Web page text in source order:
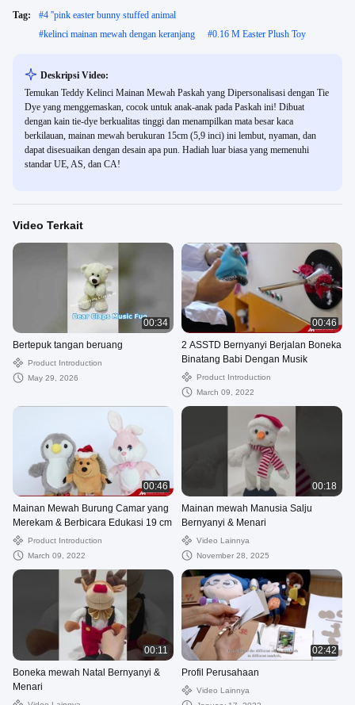
Tag: #4 ''pink easter bunny stuffed animal
#kelinci mainan mewah dengan keranjang #0.16 M Easter Plush Toy
Deskripsi Video:
Temukan Teddy Kelinci Mainan Mewah Paskah yang Dipersonalisasi dengan Tie
Dye yang menggemaskan, cocok untuk anak-anak pada Paskah ini! Dibuat
dengan kain tie-dye berkualitas tinggi dan menampilkan mata besar kaca
berkilauan, mainan mewah berukuran 15cm (5,9 inci) ini lembut, nyaman, dan
dapat disesuaikan dengan desain apa pun. Hadiah luar biasa yang memenuhi
standar UE, AS, dan CA!
Video Terkait
00:34
Bertepuk tangan beruang
Product Introduction
May 29, 2026
00:46
2 ASSTD Bernyanyi Berjalan Boneka
Binatang Babi Dengan Musik
Product Introduction
March 09, 2022
00:46
Mainan Mewah Burung Camar yang
Merekam & Berbicara Edukasi 19 cm
Product Introduction
March 09, 2022
00:18
Mainan mewah Manusia Salju
Bernyanyi & Menari
Video Lainnya
November 28, 2025
00:11
Boneka mewah Natal Bernyanyi &
Menari
02:42
Profil Perusahaan
Video Lainnya